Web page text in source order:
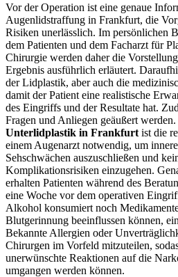
Vor der Operation ist eine genaue
Augenlidstraffung in Frankfurt, die
Risiken unerlässlich. Im persönlichen
dem Patienten und dem Facharzt für
Chirurgie werden daher die
Ergebnis ausführlich erläutert.
der Lidplastik, aber auch die
damit der Patient eine realistische
des Eingriffs und der Resultate hat.
Fragen und Anliegen geäußert
Unterlidplastik in Frankfurt ist die
einem Augenarzt notwendig, um
Sehschwächen auszuschließen und
Komplikationsrisiken einzugehen.
erhalten Patienten während des
eine Woche vor dem operativen
Alkohol konsumiert noch
Blutgerinnung beeinflussen können,
Bekannte Allergien oder
Chirurgen im Vorfeld mitzuteilen,
unerwünschte Reaktionen auf die
umgangen werden können.